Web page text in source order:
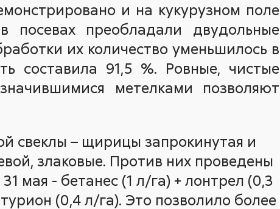
и на кукурузном поле
посевах преобладали двудольные
их количество уменьшилось в
составила 91,5 %. Ровные, чистые
метелками позволяют
свеклы – щирицы запрокинутая и
злаковые. Против них проведены
мая - бетанес (1 л/га) + лонтрел (0,3
(0,4 л/га). Это позволило более